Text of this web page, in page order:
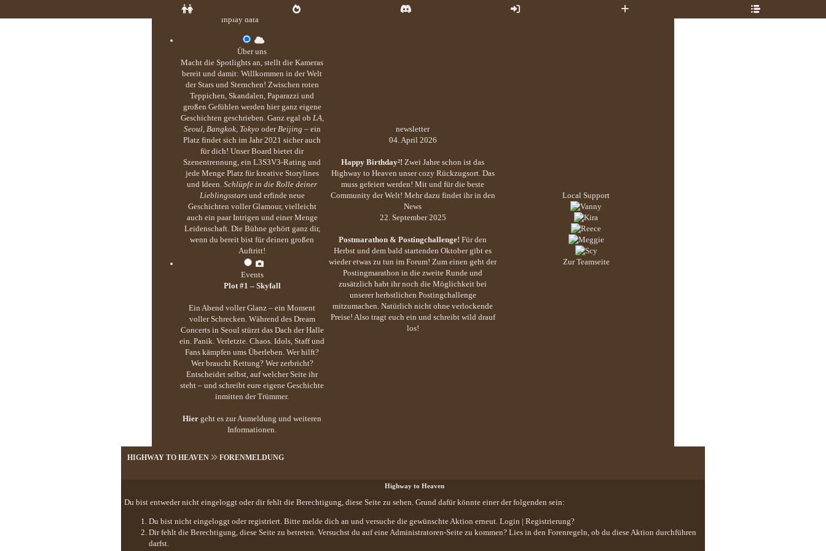
inplay data
Über uns
Macht die Spotlights an, stellt die Kameras
bereit und damit: Willkommen in der Welt
der Stars und Sternchen! Zwischen roten
Teppichen, Skandalen, Paparazzi und
großen Gefühlen werden hier ganz eigene
Geschichten geschrieben. Ganz egal ob LA,
Seoul, Bangkok, Tokyo oderBeijing – ein
Platz findet sich im Jahr 2021 sicher auch
für dich! Unser Board bietet dir
Szenentrennung, ein L3S3V3-Rating und
jede Menge Platz für kreative Storylines
und Ideen. Schlüpfe in die Rolle deiner
Lieblingsstarsund erfinde neue
Geschichten voller Glamour, vielleicht
auch ein paar Intrigen und einer Menge
Leidenschaft. Die Bühne gehört ganz dir,
wenn du bereit bist für deinen großen
Auftritt!
Events
Plot #1 – Skyfall
Ein Abend voller Glanz – ein Moment
voller Schrecken. Während des Dream
Concerts in Seoul stürzt das Dach der Halle
ein. Panik. Verletzte. Chaos. Idols, Staff und
Fans kämpfen ums Überleben. Wer hilft?
Wer braucht Rettung? Wer zerbricht?
Entscheidet selbst, auf welcher Seite ihr
steht – und schreibt eure eigene Geschichte
inmitten der Trümmer.
Hier geht es zur Anmeldung und weiteren
Informationen.
newsletter
04. April 2026
Happy Birthday²! Zwei Jahre schon ist das
Highway to Heaven unser cozy Rückzugsort. Das
muss gefeiert werden! Mit und für die beste
Community der Welt! Mehr dazu findet ihr in den
News
22. September 2025
Postmarathon & Postingchallenge! Für den
Herbst und dem bald startenden Oktober gibt es
wieder etwas zu tun im Forum! Zum einen geht der
Postingmarathon in die zweite Runde und
zusätzlich habt ihr noch die Möglichkeit bei
unserer herbstlichen Postingchallenge
mitzumachen. Natürlich nicht ohne verlockende
Preise! Also tragt euch ein und schreibt wild drauf
los!
Local Support
Zur Teamseite
HIGHWAY TO HEAVEN FORENMELDUNG
Highway to Heaven
Du bist entweder nicht eingeloggt oder dir fehlt die Berechtigung, diese Seite zu sehen. Grund dafür könnte einer der folgenden sein:
Du bist nicht eingeloggt oder registriert. Bitte melde dich an und versuche die gewünschte Aktion erneut. Login | Registrierung?
Dir fehlt die Berechtigung, diese Seite zu betreten. Versuchst du auf eine Administratoren-Seite zu kommen? Lies in den Forenregeln, ob du diese Aktion durchführen
darfst.